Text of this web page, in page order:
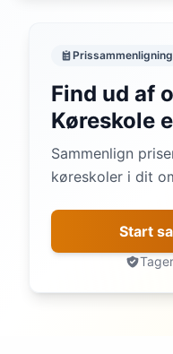
Prissammenligning
Find ud af
Køreskole
Sammenlign
køreskoler i dit
Start